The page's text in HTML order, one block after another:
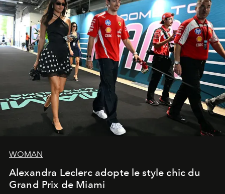
WOMAN
Alexandra Leclerc adopte le style chic du
Grand Prix de Miami